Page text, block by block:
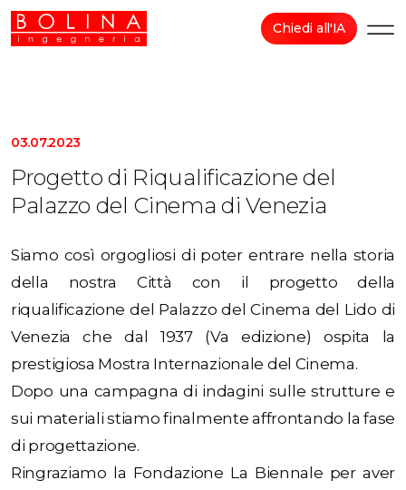
Chiedi all'IA
03.07.2023
Progetto di Riqualificazione del
Palazzo del Cinema di Venezia
Siamo così orgogliosi di poter entrare nella storia
della nostra Città con il progetto della
riqualificazione del Palazzo del Cinema del Lido di
Venezia che dal 1937 (Va edizione) ospita la
prestigiosa Mostra Internazionale del Cinema.
Dopo una campagna di indagini sulle strutture e
sui materiali stiamo finalmente affrontando la fase
di progettazione.
Ringraziamo la Fondazione La Biennale per aver